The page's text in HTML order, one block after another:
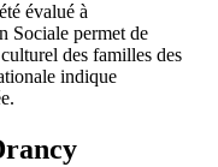
évalué à
Sociale permet de
des familles des
indique